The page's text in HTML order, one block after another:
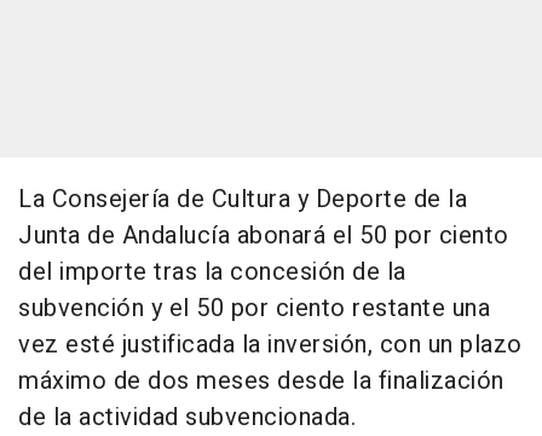
La Consejería de Cultura y Deporte de la
Junta de Andalucía abonará el 50 por ciento
del importe tras la concesión de la
subvención y el 50 por ciento restante una
vez esté justificada la inversión, con un plazo
máximo de dos meses desde la finalización
de la actividad subvencionada.